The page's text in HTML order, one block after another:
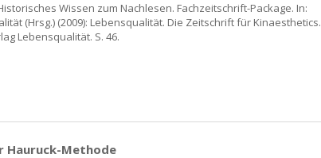
Wissen zum Nachlesen. Fachzeitschrift-Package. In:
(Hrsg.) (2009): Lebensqualität. Die Zeitschrift für Kinaesthetics.
Lebensqualität. S. 46.
Hauruck-Methode